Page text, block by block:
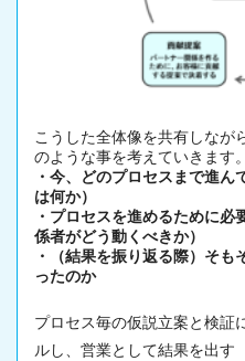
こうした全体像を共有しなが
のような事を考えていきます。
・今、どのプロセスまで進
は何か）
・プロセスを進めるために
係者がどう動くべきか）
・（結果を振り返る際）そ
ったのか
プロセス毎の仮説立案と検証
ルし、営業として結果を出す